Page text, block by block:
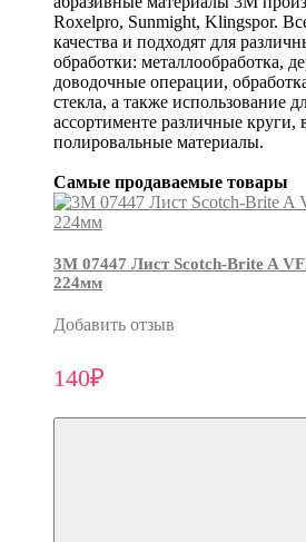
Roxelpro, Sunmight, Klingspor.
качества и подходят для
обработки: металлообработка,
доводочные операции,
стекла, а также использование
ассортименте различные круги,
полировальные материалы.
Самые продаваемые товары
3М 07447 Лист Scotch-Brite A
224мм
Добавить отзыв
140₽